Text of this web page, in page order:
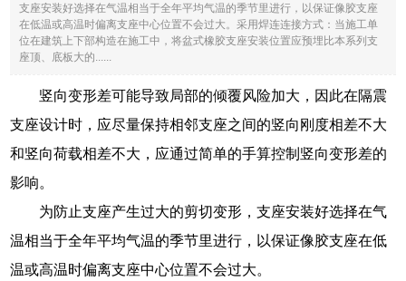
支座安装好选择在气温相当于全年平均气温的季节里进行，以保证像胶支座
在低温或高温时偏离支座中心位置不会过大。采用焊连连接方式：当施工单
位在建筑上下部构造在施工中，将盆式橡胶支座安装位置应预埋比本系列支
座顶、底板大的......
竖向变形差可能导致局部的倾覆风险加大，因此在隔震
支座设计时，应尽量保持相邻支座之间的竖向刚度相差不大
和竖向荷载相差不大，应通过简单的手算控制竖向变形差的
影响。
为防止支座产生过大的剪切变形，支座安装好选择在气
温相当于全年平均气温的季节里进行，以保证像胶支座在低
温或高温时偏离支座中心位置不会过大。